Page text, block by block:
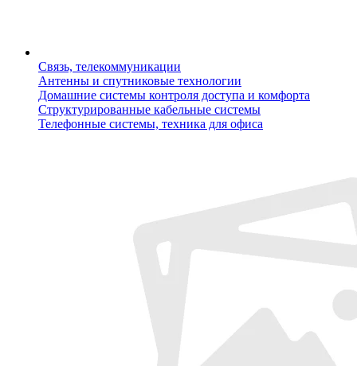
Связь, телекоммуникации
Антенны и спутниковые технологии
Домашние системы контроля доступа и комфорта
Структурированные кабельные системы
Телефонные системы, техника для офиса